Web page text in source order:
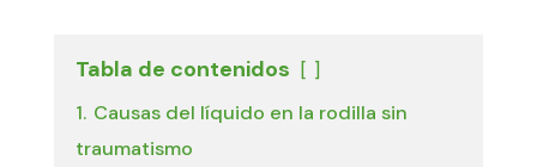
Tabla de contenidos
1. Causas del líquido en la rodilla sin
traumatismo